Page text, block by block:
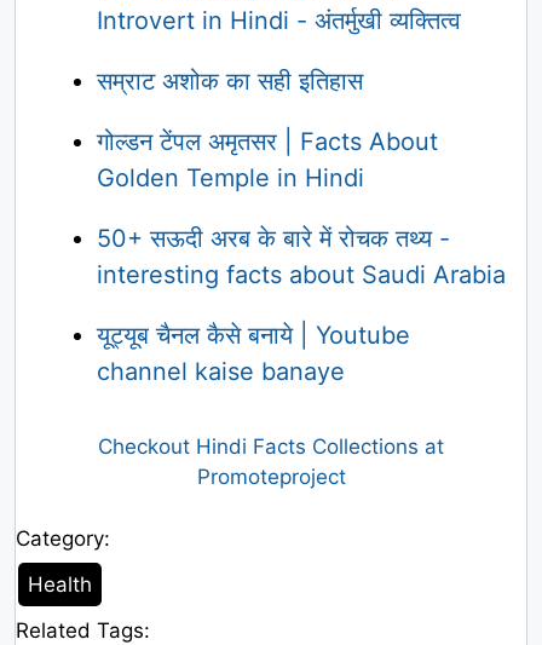
Introvert in Hindi - अंतर्मुखी व्यक्तित्व
सम्राट अशोक का सही इतिहास
गोल्डन टेंपल अमृतसर | Facts About
Golden Temple in Hindi
50+ सऊदी अरब के बारे में रोचक तथ्य -
interesting facts about Saudi Arabia
यूट्यूब चैनल कैसे बनाये | Youtube
channel kaise banaye
Checkout Hindi Facts Collections at
Promoteproject
Category:
Category
Health
Related Tags: